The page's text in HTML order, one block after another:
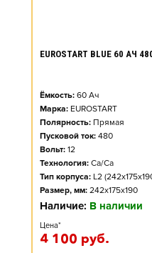
EUROSTART BLUE 60 АЧ
Ёмкость: 60 Ач
Марка: EUROSTART
Полярность: Прямая
Пусковой ток: 480
Вольт: 12
Технология: Ca/Ca
Тип корпуса: L2
Размер, мм: 242x175x190
Наличие: В наличии
Цена*
4 100 руб.